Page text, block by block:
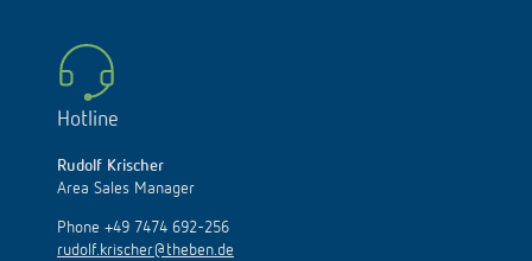
Hotline
Rudolf Krischer
Area Sales Manager
Phone +49 7474 692-256
rudolf.krischer@theben.de